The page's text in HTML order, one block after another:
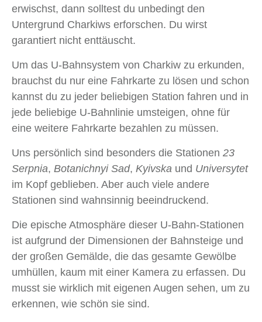
erwischst, dann solltest du unbedingt den
Untergrund Charkiws erforschen. Du wirst
garantiert nicht enttäuscht.
Um das U-Bahnsystem von Charkiw zu erkunden,
brauchst du nur eine Fahrkarte zu lösen und schon
kannst du zu jeder beliebigen Station fahren und in
jede beliebige U-Bahnlinie umsteigen, ohne für
eine weitere Fahrkarte bezahlen zu müssen.
Uns persönlich sind besonders die Stationen 23
Serpnia, Botanichnyi Sad, Kyivska und Universytet
im Kopf geblieben. Aber auch viele andere
Stationen sind wahnsinnig beeindruckend.
Die epische Atmosphäre dieser U-Bahn-Stationen
ist aufgrund der Dimensionen der Bahnsteige und
der großen Gemälde, die das gesamte Gewölbe
umhüllen, kaum mit einer Kamera zu erfassen. Du
musst sie wirklich mit eigenen Augen sehen, um zu
erkennen, wie schön sie sind.